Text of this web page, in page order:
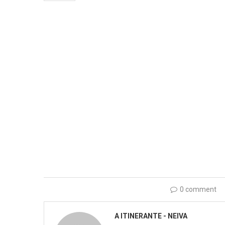
0 comment
A ITINERANTE - NEIVA